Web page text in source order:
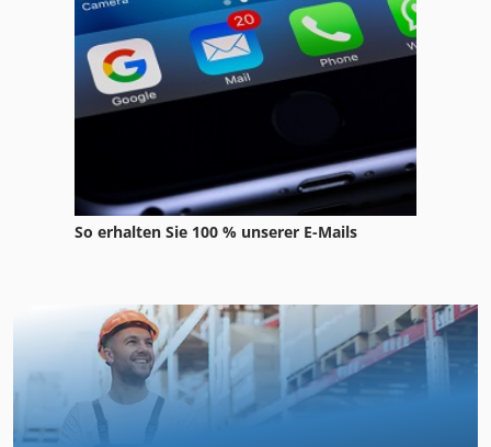
So erhalten Sie 100 % unserer E-Mails